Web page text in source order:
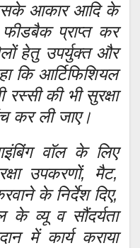
आकार आदि के
प्राप्त कर
हेतु उपर्युक्त और
कि आर्टिफिशियल
की भी सुरक्षा
कर ली जाए।
वॉल के लिए
उपकरणों, मैट,
के निर्देश दिए,
के व्यू व सौंदर्यता
में कार्य कराया